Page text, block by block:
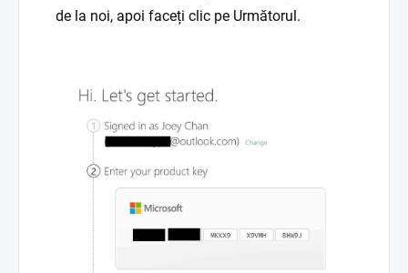
de la noi, apoi faceți clic pe Următorul.